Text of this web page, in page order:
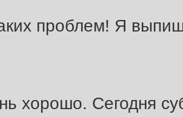
проблем! Я
хорошо. Сегодня